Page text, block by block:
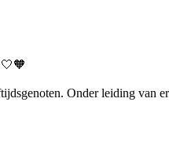
Onder leiding van